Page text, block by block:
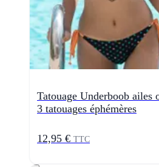
Tatouage Underboob ailes
3 tatouages éphémères
12,95 € TTC